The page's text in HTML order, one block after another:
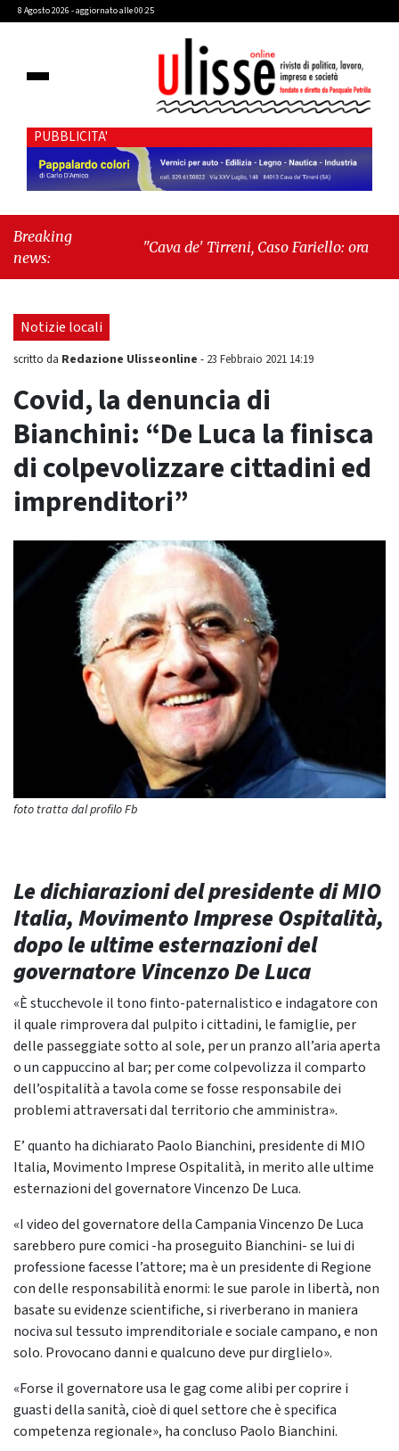
8 Agosto 2026 - aggiornato alle 00:25
PUBBLICITA'
Breaking
news:
"Cava de' Tirreni, Caso Fariello: ora torniamo
Notizie locali
scritto da Redazione Ulisseonline - 23 Febbraio 2021 14:19
Covid, la denuncia di
Bianchini: “De Luca la finisca
di colpevolizzare cittadini ed
imprenditori”
foto tratta dal profilo Fb
Le dichiarazioni del presidente di MIO
Italia, Movimento Imprese Ospitalità,
dopo le ultime esternazioni del
governatore Vincenzo De Luca
«È stucchevole il tono finto-paternalistico e indagatore con
il quale rimprovera dal pulpito i cittadini, le famiglie, per
delle passeggiate sotto al sole, per un pranzo all’aria aperta
o un cappuccino al bar; per come colpevolizza il comparto
dell’ospitalità a tavola come se fosse responsabile dei
problemi attraversati dal territorio che amministra».
E’ quanto ha dichiarato Paolo Bianchini, presidente di MIO
Italia, Movimento Imprese Ospitalità, in merito alle ultime
esternazioni del governatore Vincenzo De Luca.
«I video del governatore della Campania Vincenzo De Luca
sarebbero pure comici -ha proseguito Bianchini- se lui di
professione facesse l’attore; ma è un presidente di Regione
con delle responsabilità enormi: le sue parole in libertà, non
basate su evidenze scientifiche, si riverberano in maniera
nociva sul tessuto imprenditoriale e sociale campano, e non
solo. Provocano danni e qualcuno deve pur dirglielo».
«Forse il governatore usa le gag come alibi per coprire i
guasti della sanità, cioè di quel settore che è specifica
competenza regionale», ha concluso Paolo Bianchini.